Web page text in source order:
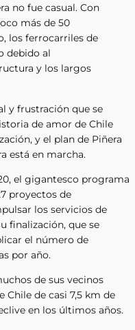
no fue casual. Con
más de 50
los ferrocarriles de
debido al
y los largos
y frustración que se
de amor de Chile
y el plan de Piñera
está en marcha.
el gigantesco programa
proyectos de
los servicios de
finalización, que se
el número de
por año.
de sus vecinos
Chile de casi 7,5 km de
en los últimos años.